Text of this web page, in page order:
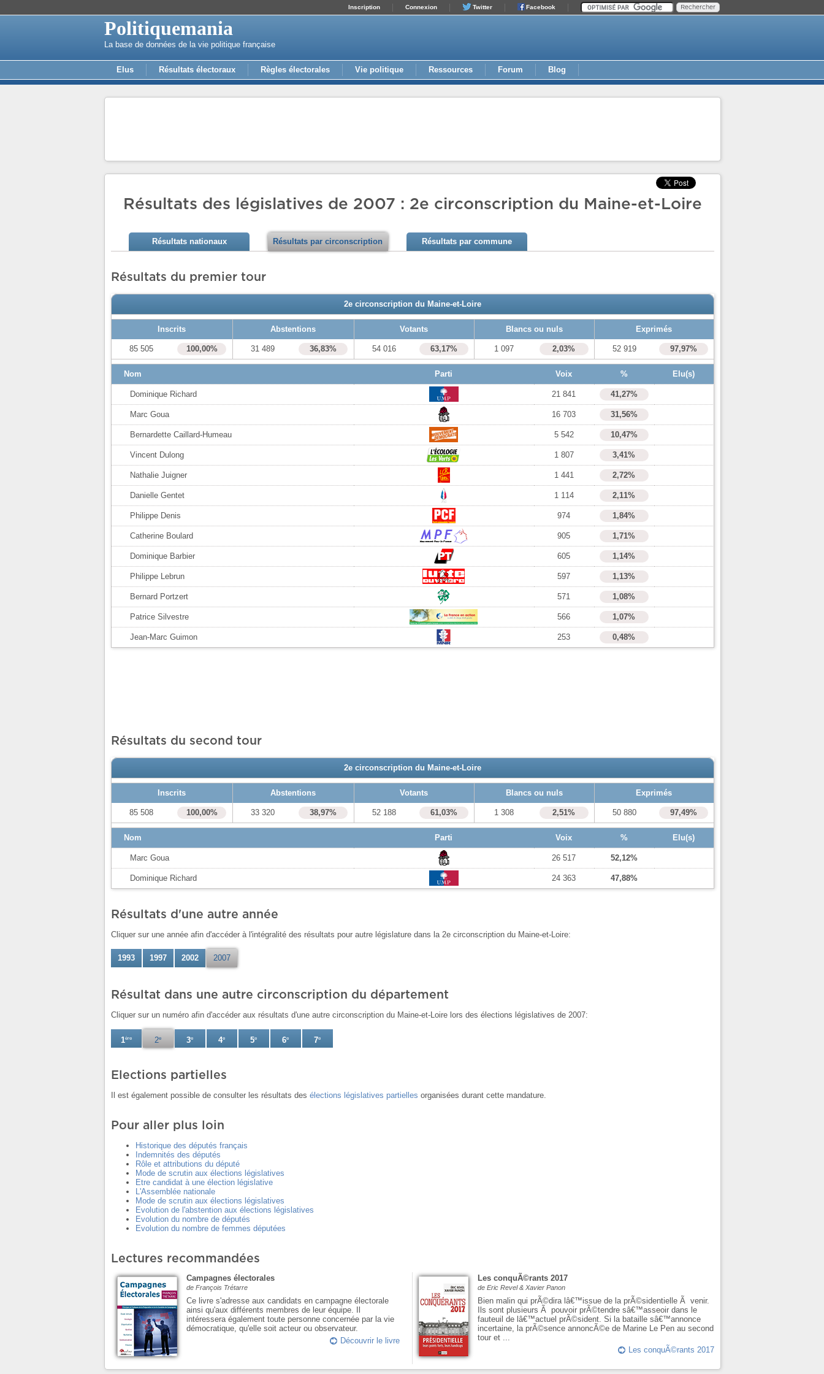
Facebook
Twitter
Connexion
Inscription
Politiquemania
La base de données de la vie politique française
Elus Résultats électoraux Règles électorales Vie politique Ressources Forum Blog
Résultats des législatives de 2007 : 2e circonscription du Maine-et-Loire
Résultats nationaux Résultats par circonscription Résultats par commune
Résultats du premier tour
2e circonscription du Maine-et-Loire
Inscrits Abstentions Votants Blancs ou nuls Exprimés
85 505 100,00% 31 489 36,83% 54 016 63,17% 1 097 2,03% 52 919 97,97%
Nom Parti Voix % Elu(s)
Dominique Richard 21 841 41,27%
Marc Goua 16 703 31,56%
Bernardette Caillard-Humeau 5 542 10,47%
Vincent Dulong 1 807 3,41%
Nathalie Juigner 1 441 2,72%
Danielle Gentet 1 114 2,11%
Philippe Denis 974 1,84%
Catherine Boulard 905 1,71%
Dominique Barbier 605 1,14%
Philippe Lebrun 597 1,13%
Bernard Portzert 571 1,08%
Patrice Silvestre 566 1,07%
Jean-Marc Guimon 253 0,48%
Résultats du second tour
2e circonscription du Maine-et-Loire
Inscrits Abstentions Votants Blancs ou nuls Exprimés
85 508 100,00% 33 320 38,97% 52 188 61,03% 1 308 2,51% 50 880 97,49%
Nom Parti Voix % Elu(s)
Marc Goua 26 517 52,12%
Dominique Richard 24 363 47,88%
Résultats d'une autre année
Cliquer sur une année afin d'accéder à l'intégralité des résultats pour autre législature dans la 2e circonscription du Maine-et-Loire:
1993 1997 2002 2007
Résultat dans une autre circonscription du département
Cliquer sur un numéro afin d'accéder aux résultats d'une autre circonscription du Maine-et-Loire lors des élections législatives de 2007:
1ère 2e 3e 4e 5e 6e 7e
Elections partielles
Il est également possible de consulter les résultats des élections législatives partielles organisées durant cette mandature.
Pour aller plus loin
Historique des députés français
Indemnités des députés
Rôle et attributions du député
Mode de scrutin aux élections législatives
Etre candidat à une élection législative
L'Assemblée nationale
Mode de scrutin aux élections législatives
Evolution de l'abstention aux élections législatives
Evolution du nombre de députés
Evolution du nombre de femmes députées
Lectures recommandées
Campagnes électorales
de François Trétarre
Ce livre s'adresse aux candidats en campagne électorale
ainsi qu'aux différents membres de leur équipe. Il
intéressera également toute personne concernée par la vie
démocratique, qu'elle soit acteur ou observateur.
Découvrir le livre
Les conquÃ©rants 2017
de Eric Revel & Xavier Panon
Bien malin qui prÃ©dira lâ€™issue de la prÃ©sidentielle Ã venir.
Ils sont plusieurs Ã pouvoir prÃ©tendre sâ€™asseoir dans le
fauteuil de lâ€™actuel prÃ©sident. Si la bataille sâ€™annonce
incertaine, la prÃ©sence annoncÃ©e de Marine Le Pen au second
tour et ...
Les conquÃ©rants 2017